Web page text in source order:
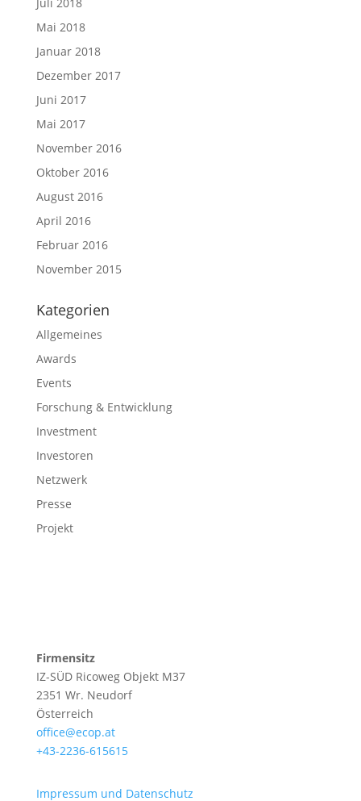
Mai 2018
Januar 2018
Dezember 2017
Juni 2017
Mai 2017
November 2016
Oktober 2016
August 2016
April 2016
Februar 2016
November 2015
Kategorien
Allgemeines
Awards
Events
Forschung & Entwicklung
Investment
Investoren
Netzwerk
Presse
Projekt
Firmensitz
IZ-SÜD Ricoweg Objekt M37
2351 Wr. Neudorf
Österreich
office@ecop.at
+43-2236-615615
Impressum und Datenschutz